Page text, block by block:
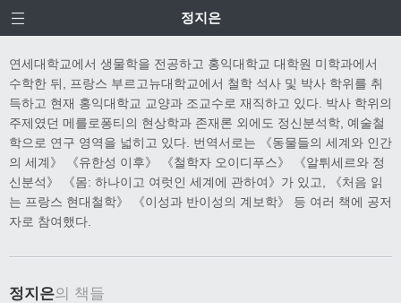
정지은
연세대학교에서 생물학을 전공하고 홍익대학교 대학원 미학과에서
수학한 뒤, 프랑스 부르고뉴대학교에서 철학 석사 및 박사 학위를 취
득하고 현재 홍익대학교 교양과 조교수로 재직하고 있다. 박사 학위의
주제였던 메를로퐁티의 현상학과 존재론 외에도 정신분석학, 예술철
학으로 연구 영역을 넓히고 있다. 번역서로는 《동물들의 세계와 인간
의 세계》 《유한성 이후》 《철학자 오이디푸스》 《알튀세르와 정
신분석》 《몸: 하나이고 여럿인 세계에 관하여》가 있고, 《처음 읽
는 프랑스 현대철학》 《이성과 반이성의 계보학》 등 여러 책에 공저
자로 참여했다.
정지은의 책들